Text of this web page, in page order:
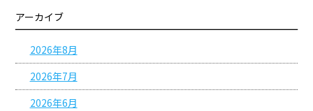
アーカイブ
2026年8月
2026年7月
2026年6月